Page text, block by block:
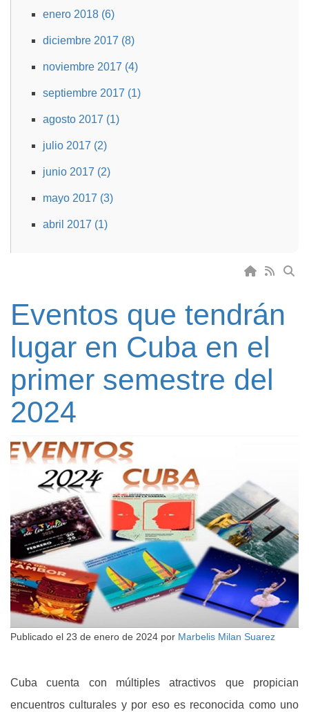
enero 2018 (6)
diciembre 2017 (8)
noviembre 2017 (4)
septiembre 2017 (1)
agosto 2017 (1)
julio 2017 (2)
junio 2017 (2)
mayo 2017 (3)
abril 2017 (1)
Eventos que tendrán
lugar en Cuba en el
primer semestre del
2024
Publicado el 23 de enero de 2024 por Marbelis Milan Suarez
Cuba cuenta con múltiples atractivos que propician
encuentros culturales y por eso es reconocida como uno